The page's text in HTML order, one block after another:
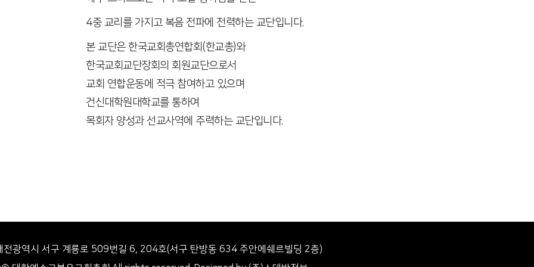
4중 교리를 가지고 복음 전파에 전력하는 교단입니다.
본 교단은 한국교회총연합회(한교총)와
한국교회교단장회의 회원교단으로서
교회 연합운동에 적극 참여하고 있으며
건신대학원대학교를 통하여
목회자 양성과 선교사역에 주력하는 교단입니다.
광역시 서구 계룡로 509번길 6, 204호(서구 탄방동 634 주안에쉐르빌딩 2층)